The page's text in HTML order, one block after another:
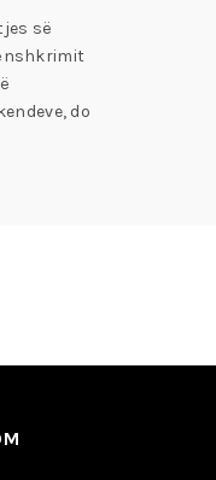
së
do